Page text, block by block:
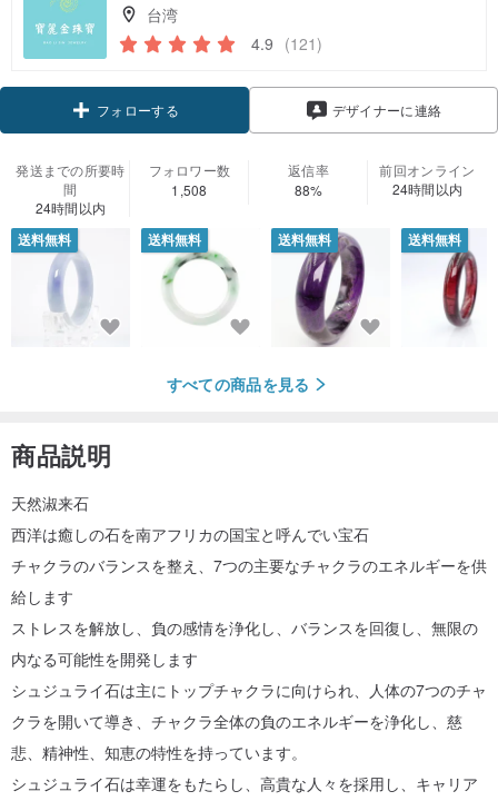
台湾
4.9 (121)
フォローする デザイナーに連絡
発送までの所要時
間
24時間以内
フォロワー数
1,508
返信率
88%
前回オンライン
24時間以内
送料無料 送料無料 送料無料 送料無料
すべての商品を見る
商品説明
天然淑来石
西洋は癒しの石を南アフリカの国宝と呼んでい宝石
チャクラのバランスを整え、7つの主要なチャクラのエネルギーを供
給します
ストレスを解放し、負の感情を浄化し、バランスを回復し、無限の
内なる可能性を開発します
シュジュライ石は主にトップチャクラに向けられ、人体の7つのチャ
クラを開いて導き、チャクラ全体の負のエネルギーを浄化し、慈
悲、精神性、知恵の特性を持っています。
シュジュライ石は幸運をもたらし、高貴な人々を採用し、キャリア